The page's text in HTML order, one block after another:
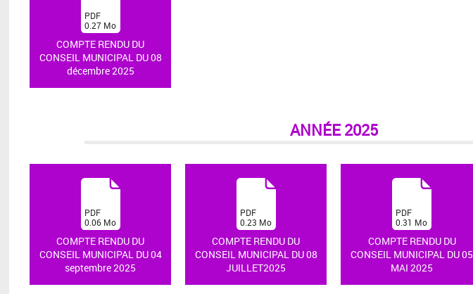
COMPTE RENDU DU
CONSEIL MUNICIPAL DU 08
décembre 2025
(PDF
0.27 Mo
)
ANNÉE 2025
COMPTE RENDU DU
CONSEIL MUNICIPAL DU 04
septembre 2025
(PDF
0.06 Mo
)
COMPTE RENDU DU
CONSEIL MUNICIPAL DU 08
JUILLET2025
(PDF
0.23 Mo
)
COMPTE RENDU DU
CONSEIL MUNICIPAL DU 05
MAI 2025
(PDF
0.31 Mo
)